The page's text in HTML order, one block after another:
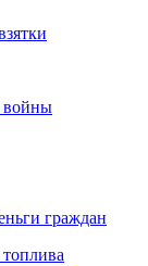
войны
граждан